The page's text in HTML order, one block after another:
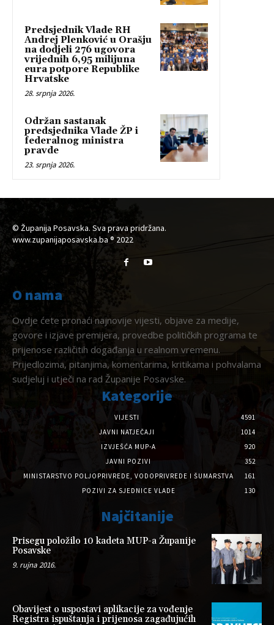
Predsjednik Vlade RH
Andrej Plenković u Orašju
na dodjeli 276 ugovora
vrijednih 6,95 milijuna
eura potpore Republike
Hrvatske
28. srpnja 2026.
Održan sastanak
predsjednika Vlade ŽP i
federalnog ministra
pravde
23. srpnja 2026.
© Županija Posavska. Sva prava pridržana.
www.zupanijaposavska.ba ® 2022
O nama
Ovdje ćete pronaći najnovije vijesti, objave za medije,
govore i izjave premijera, provedbe političkih programa te
prijenose različitih događanja u realnom vremenu.
Prijedlozima, pitanjima, komentarima, kritikama i pohvalama
sudjeluj i utječi na rad Županije Posavske.
Kategorije
VIJESTI
4591
JAVNI NATJEČAJI
1014
IZVJEŠĆA MUP-A
920
JAVNI POZIVI
352
MINISTARSTVO POLJOPRIVREDE, VODOPRIVREDE I ŠUMARSTVA
161
POZIVI ZA SJEDNICE VLADE
130
Najčitanije
Prisegu položilo 10 kadeta MUP-a Županije
Posavske
9. rujna 2016.
Obavijest o uspostavi aplikacije za vođenje
Registra ispuštanja i prijenosa zagađujućih